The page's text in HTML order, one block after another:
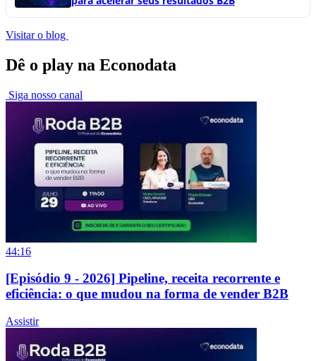
Visitar o blog
Dê o play na Econodata
Siga nosso canal
44:16
[Episódio 9 - 2026] Pipeline, receita recorrente e
eficiência: o que mudou na forma de vender B2B
Assistir